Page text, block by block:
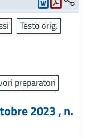
Testo orig.
preparatori
2023 , n.